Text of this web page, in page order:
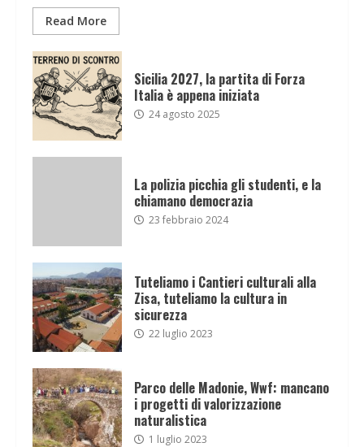
Read More
Sicilia 2027, la partita di Forza
Italia è appena iniziata
24 agosto 2025
La polizia picchia gli studenti, e la
chiamano democrazia
23 febbraio 2024
Tuteliamo i Cantieri culturali alla
Zisa, tuteliamo la cultura in
sicurezza
22 luglio 2023
Parco delle Madonie, Wwf: mancano
i progetti di valorizzazione
naturalistica
1 luglio 2023